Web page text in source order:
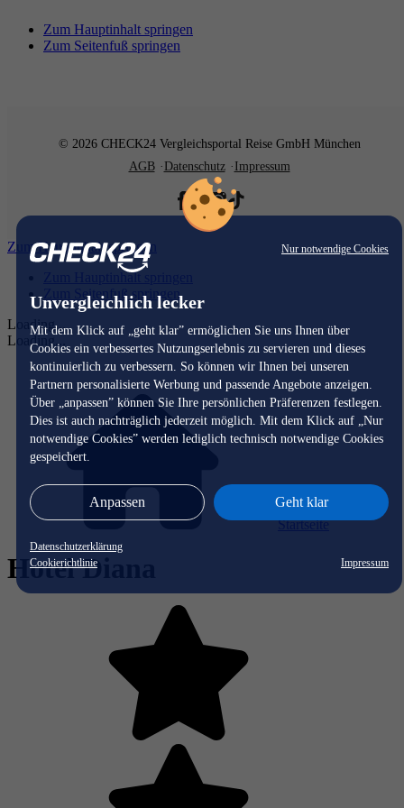
Nur notwendige Cookies
Unvergleichlich lecker
Mit dem Klick auf „geht klar” ermöglichen Sie uns Ihnen über
Cookies ein verbessertes Nutzungserlebnis zu servieren und dieses
kontinuierlich zu verbessern. So können wir Ihnen bei unseren
Partnern personalisierte Werbung und passende Angebote anzeigen.
Über „anpassen” können Sie Ihre persönlichen Präferenzen festlegen.
Dies ist auch nachträglich jederzeit möglich. Mit dem Klick auf „Nur
notwendige Cookies” werden lediglich technisch notwendige Cookies
gespeichert.
Anpassen Geht klar
Datenschutzerklärung
Cookierichtlinie
Impressum
Zum Hauptinhalt springen
Zum Seitenfuß springen
© 2026 CHECK24 Vergleichsportal Reise GmbH München
AGB
Datenschutz Impressum
Zum Hauptinhalt springen
Zum Hauptinhalt springen
Zum Seitenfuß springen
Loading...
Loading...
Startseite
Hotel Diana